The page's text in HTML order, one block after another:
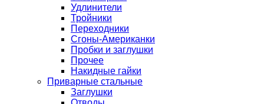
Удлинители
Тройники
Переходники
Сгоны-Американки
Пробки и заглушки
Прочее
Накидные гайки
Приварные стальные
Заглушки